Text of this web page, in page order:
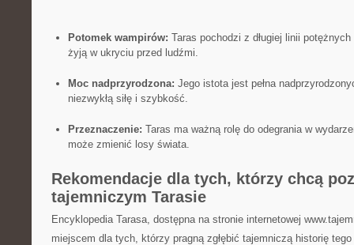
Potomek wampirów: Taras⁤ pochodzi z długiej linii
żyją w ukryciu ‍przed ludźmi.
Moc nadprzyrodzona: Jego istota jest pełna
niezwykłą siłę i szybkość.
Przeznaczenie: Taras ma​ ważną rolę do odegrania ​w
może zmienić losy świata.
Rekomendacje dla tych, ⁢którzy chcą
tajemniczym Tarasie
Encyklopedia Tarasa, dostępna na stronie internetowej
miejscem dla tych,​ którzy pragną zgłębić tajemniczą historię